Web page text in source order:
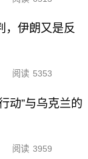
，伊朗又是反
阅读 5353
动”与乌克兰的
阅读 3959